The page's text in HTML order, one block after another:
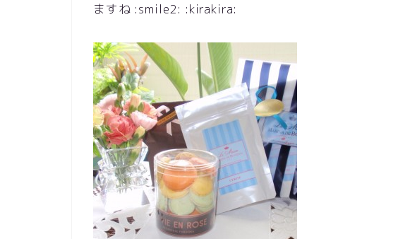
ますね :smile2: :kirakira: